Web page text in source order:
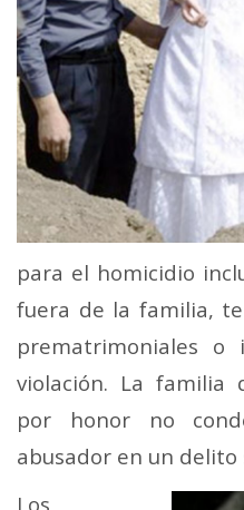
para el homicidio
fuera de la familia,
prematrimoniales o
violación. La familia
por honor no
abusador en un delito
Los